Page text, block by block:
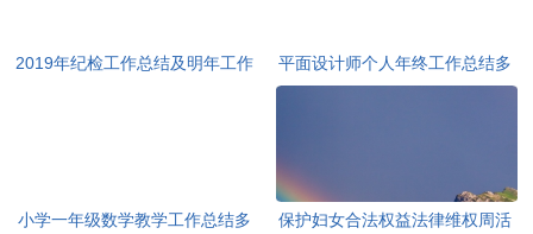
2019年纪检工作总结及明年工作
平面设计师个人年终工作总结多
小学一年级数学教学工作总结多 保护妇女合法权益法律维权周活